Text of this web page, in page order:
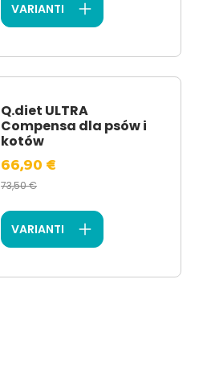
VARIANTI
Q.diet ULTRA
Compensa dla psów i
kotów
66,90 €
73,50 €
VARIANTI